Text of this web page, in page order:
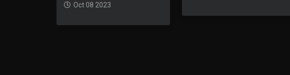
Oct 08 2023